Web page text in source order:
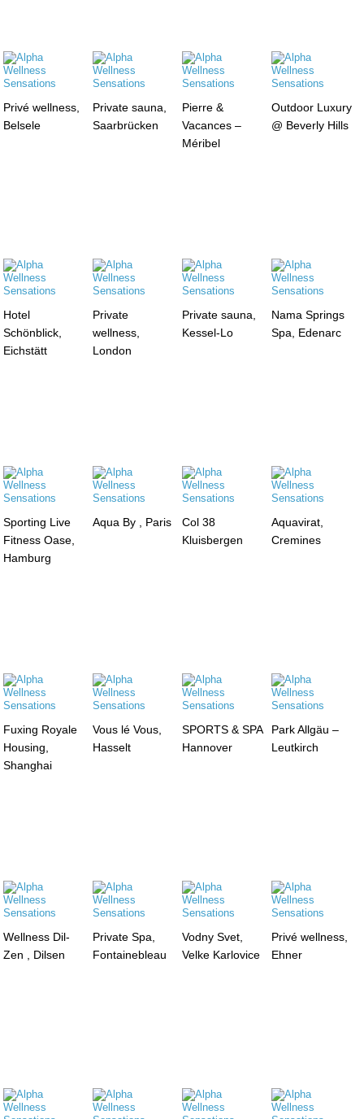
Privé wellness,
Belsele
Private sauna,
Saarbrücken
Pierre &
Vacances –
Méribel
Outdoor Luxury
@ Beverly Hills
Hotel
Schönblick,
Eichstätt
Private
wellness,
London
Private sauna,
Kessel-Lo
Nama Springs
Spa, Edenarc
Sporting Live
Fitness Oase,
Hamburg
Aqua By , Paris
Col 38
Kluisbergen
Aquavirat,
Cremines
Fuxing Royale
Housing,
Shanghai
Vous lé Vous,
Hasselt
SPORTS & SPA
Hannover
Park Allgäu –
Leutkirch
Wellness Dil-
Zen , Dilsen
Private Spa,
Fontainebleau
Vodny Svet,
Velke Karlovice
Privé wellness,
Ehner